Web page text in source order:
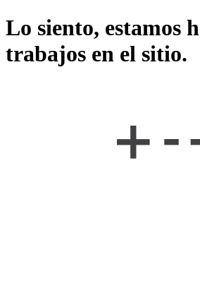
Lo siento, estamos
trabajos en el sitio.